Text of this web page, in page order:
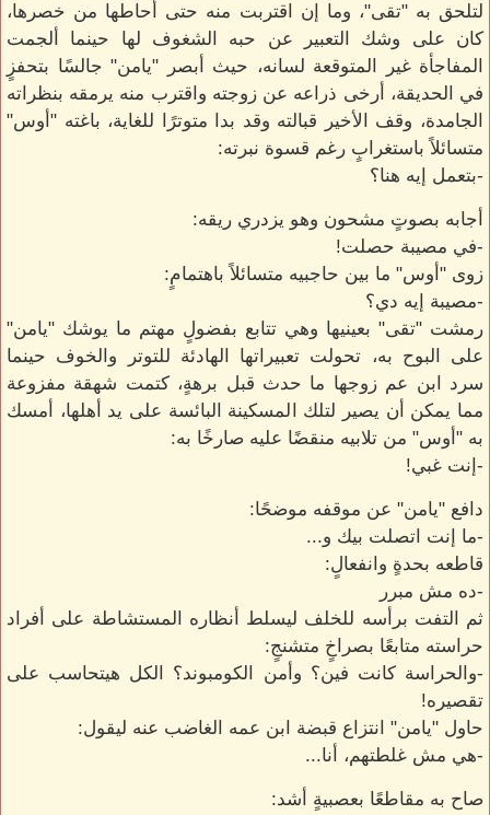
لتلحق به "تقى"، وما إن اقتربت منه حتى أحاطها من خصرها،
كان على وشك التعبير عن حبه الشغوف لها حينما ألجمت
المفاجأة غير المتوقعة لسانه، حيث أبصر "يامن" جالسًا بتحفزٍ
في الحديقة، أرخى ذراعه عن زوجته واقترب منه يرمقه بنظراته
الجامدة، وقف الأخير قبالته وقد بدا متوترًا للغاية، باغته "أوس"
متسائلاً باستغرابٍ رغم قسوة نبرته:
-بتعمل إيه هنا؟
أجابه بصوتٍ مشحون وهو يزدري ريقه:
-في مصيبة حصلت!
زوى "أوس" ما بين حاجبيه متسائلاً باهتمامٍ:
-مصيبة إيه دي؟
رمشت "تقى" بعينيها وهي تتابع بفضولٍ مهتم ما يوشك "يامن"
على البوح به، تحولت تعبيراتها الهادئة للتوتر والخوف حينما
سرد ابن عم زوجها ما حدث قبل برهةٍ، كتمت شهقة مفزوعة
مما يمكن أن يصير لتلك المسكينة البائسة على يد أهلها، أمسك
به "أوس" من تلابيه منقضًا عليه صارخًا به:
-إنت غبي!
دافع "يامن" عن موقفه موضحًا:
-ما إنت اتصلت بيك و...
قاطعه بحدةٍ وانفعالٍ:
-ده مش مبرر
ثم التفت برأسه للخلف ليسلط أنظاره المستشاطة على أفراد
حراسته متابعًا بصراخٍ متشنجٍ:
-والحراسة كانت فين؟ وأمن الكومبوند؟ الكل هيتحاسب على
تقصيره!
حاول "يامن" انتزاع قبضة ابن عمه الغاضب عنه ليقول:
-هي مش غلطتهم، أنا...
صاح به مقاطعًا بعصبيةٍ أشد: